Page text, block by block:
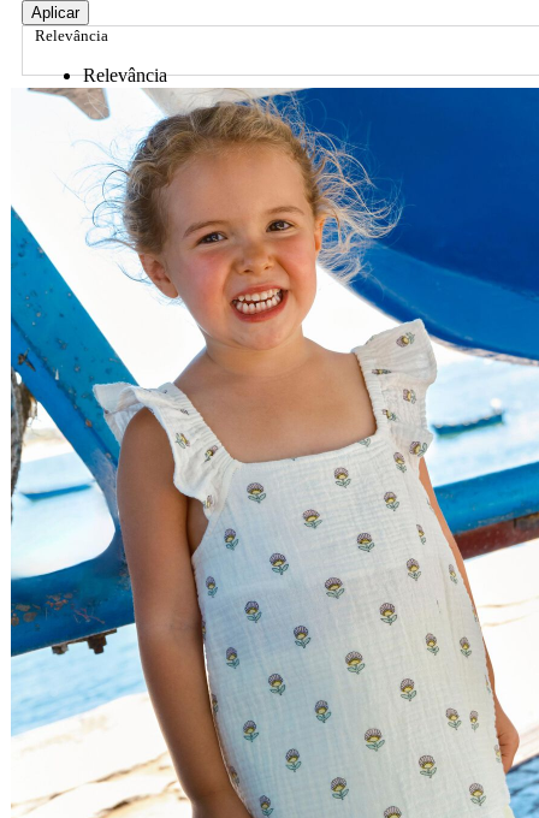
Aplicar
Relevância
Relevância
Preço Crescente
Preço Decrescente
Nome do Produto A - Z
Nome do Produto Z - A
Ordenar por
Relevância
Relevância
Preço Crescente
Preço Decrescente
Nome do Produto A - Z
Nome do Produto Z - A
Filtrar